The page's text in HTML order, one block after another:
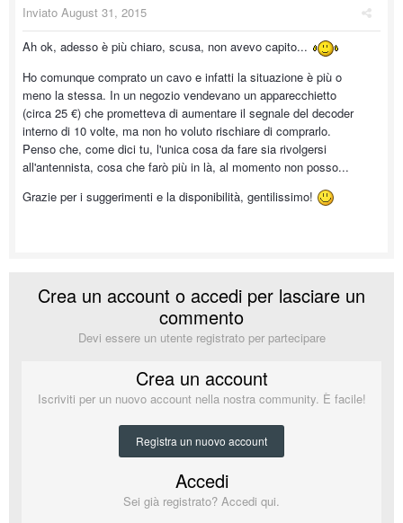
Inviato August 31, 2015
Ah ok, adesso è più chiaro, scusa, non avevo capito...
Ho comunque comprato un cavo e infatti la situazione è più o
meno la stessa. In un negozio vendevano un apparecchietto
(circa 25 €) che prometteva di aumentare il segnale del decoder
interno di 10 volte, ma non ho voluto rischiare di comprarlo.
Penso che, come dici tu, l'unica cosa da fare sia rivolgersi
all'antennista, cosa che farò più in là, al momento non posso...
Grazie per i suggerimenti e la disponibilità, gentilissimo!
Crea un account o accedi per lasciare un
commento
Devi essere un utente registrato per partecipare
Crea un account
Iscriviti per un nuovo account nella nostra community. È facile!
Registra un nuovo account
Accedi
Sei già registrato? Accedi qui.